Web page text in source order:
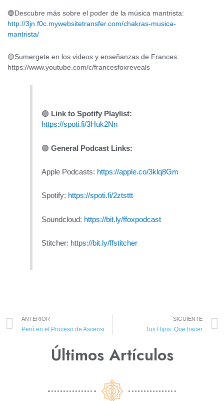
🔵Descubre más sobre el poder de la música mantrista:
http://3jn.f0c.mywebsitetransfer.com/chakras-musica-
mantrista/
🟡Sumergete en los videos y enseñanzas de Frances:
https://www.youtube.com/c/francesfoxreveals
🟢 Link to Spotify Playlist:
https://spoti.fi/3Huk2Nn
🟣 General Podcast Links:
Apple Podcasts: https://apple.co/3klq8Gm
Spotify: https://spoti.fi/2ztsttt
Soundcloud: https://bit.ly/ffoxpodcast
Stitcher: https://bit.ly/ffstitcher
ANTERIOR
Perú en el Proceso de Ascensión y la Batalla Final
SIGUIENTE
Tus Hijos: Que hacer
Últimos Artículos​